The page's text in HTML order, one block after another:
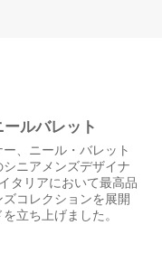
ルバレット
、ニール・バレット
ニアメンズデザイナ
タリアにおいて最高品
コレクションを展開
立ち上げました。